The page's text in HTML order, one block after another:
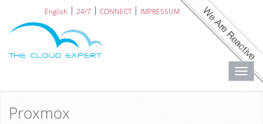
English 24/7 CONNECT IMPRESSUM
Proxmox